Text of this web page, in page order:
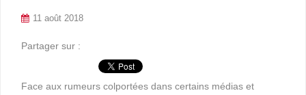
11 août 2018
Partager sur :
Face aux rumeurs colportées dans certains médias et